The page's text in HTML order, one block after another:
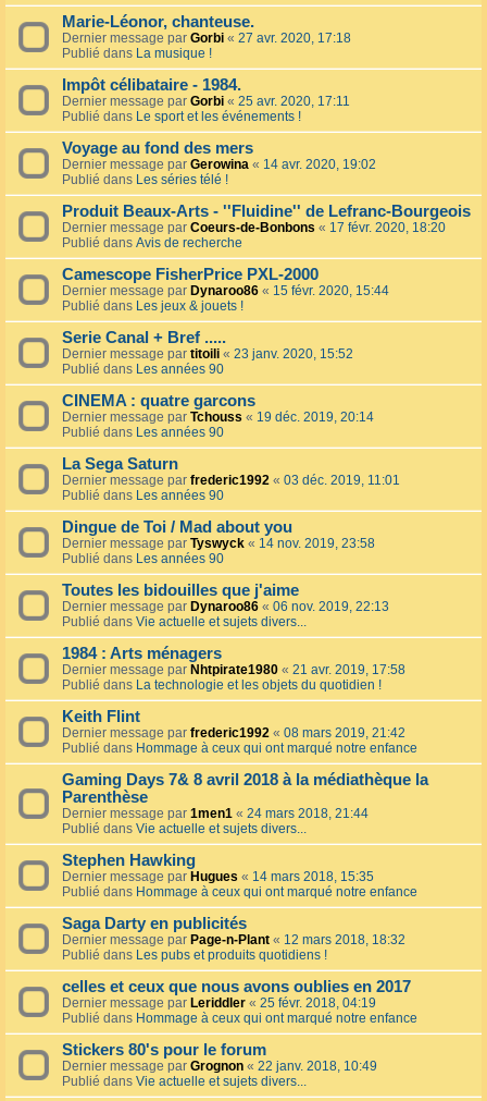
Marie-Léonor, chanteuse.
Dernier message par Gorbi « 27 avr. 2020, 17:18
Publié dans La musique !
Impôt célibataire - 1984.
Dernier message par Gorbi « 25 avr. 2020, 17:11
Publié dans Le sport et les événements !
Voyage au fond des mers
Dernier message par Gerowina « 14 avr. 2020, 19:02
Publié dans Les séries télé !
Produit Beaux-Arts - ''Fluidine'' de Lefranc-Bourgeois
Dernier message par Coeurs-de-Bonbons « 17 févr. 2020, 18:20
Publié dans Avis de recherche
Camescope FisherPrice PXL-2000
Dernier message par Dynaroo86 « 15 févr. 2020, 15:44
Publié dans Les jeux & jouets !
Serie Canal + Bref .....
Dernier message par titoili « 23 janv. 2020, 15:52
Publié dans Les années 90
CINEMA : quatre garcons
Dernier message par Tchouss « 19 déc. 2019, 20:14
Publié dans Les années 90
La Sega Saturn
Dernier message par frederic1992 « 03 déc. 2019, 11:01
Publié dans Les années 90
Dingue de Toi / Mad about you
Dernier message par Tyswyck « 14 nov. 2019, 23:58
Publié dans Les années 90
Toutes les bidouilles que j'aime
Dernier message par Dynaroo86 « 06 nov. 2019, 22:13
Publié dans Vie actuelle et sujets divers...
1984 : Arts ménagers
Dernier message par Nhtpirate1980 « 21 avr. 2019, 17:58
Publié dans La technologie et les objets du quotidien !
Keith Flint
Dernier message par frederic1992 « 08 mars 2019, 21:42
Publié dans Hommage à ceux qui ont marqué notre enfance
Gaming Days 7& 8 avril 2018 à la médiathèque la
Parenthèse
Dernier message par 1men1 « 24 mars 2018, 21:44
Publié dans Vie actuelle et sujets divers...
Stephen Hawking
Dernier message par Hugues « 14 mars 2018, 15:35
Publié dans Hommage à ceux qui ont marqué notre enfance
Saga Darty en publicités
Dernier message par Page-n-Plant « 12 mars 2018, 18:32
Publié dans Les pubs et produits quotidiens !
celles et ceux que nous avons oublies en 2017
Dernier message par Leriddler « 25 févr. 2018, 04:19
Publié dans Hommage à ceux qui ont marqué notre enfance
Stickers 80's pour le forum
Dernier message par Grognon « 22 janv. 2018, 10:49
Publié dans Vie actuelle et sujets divers...